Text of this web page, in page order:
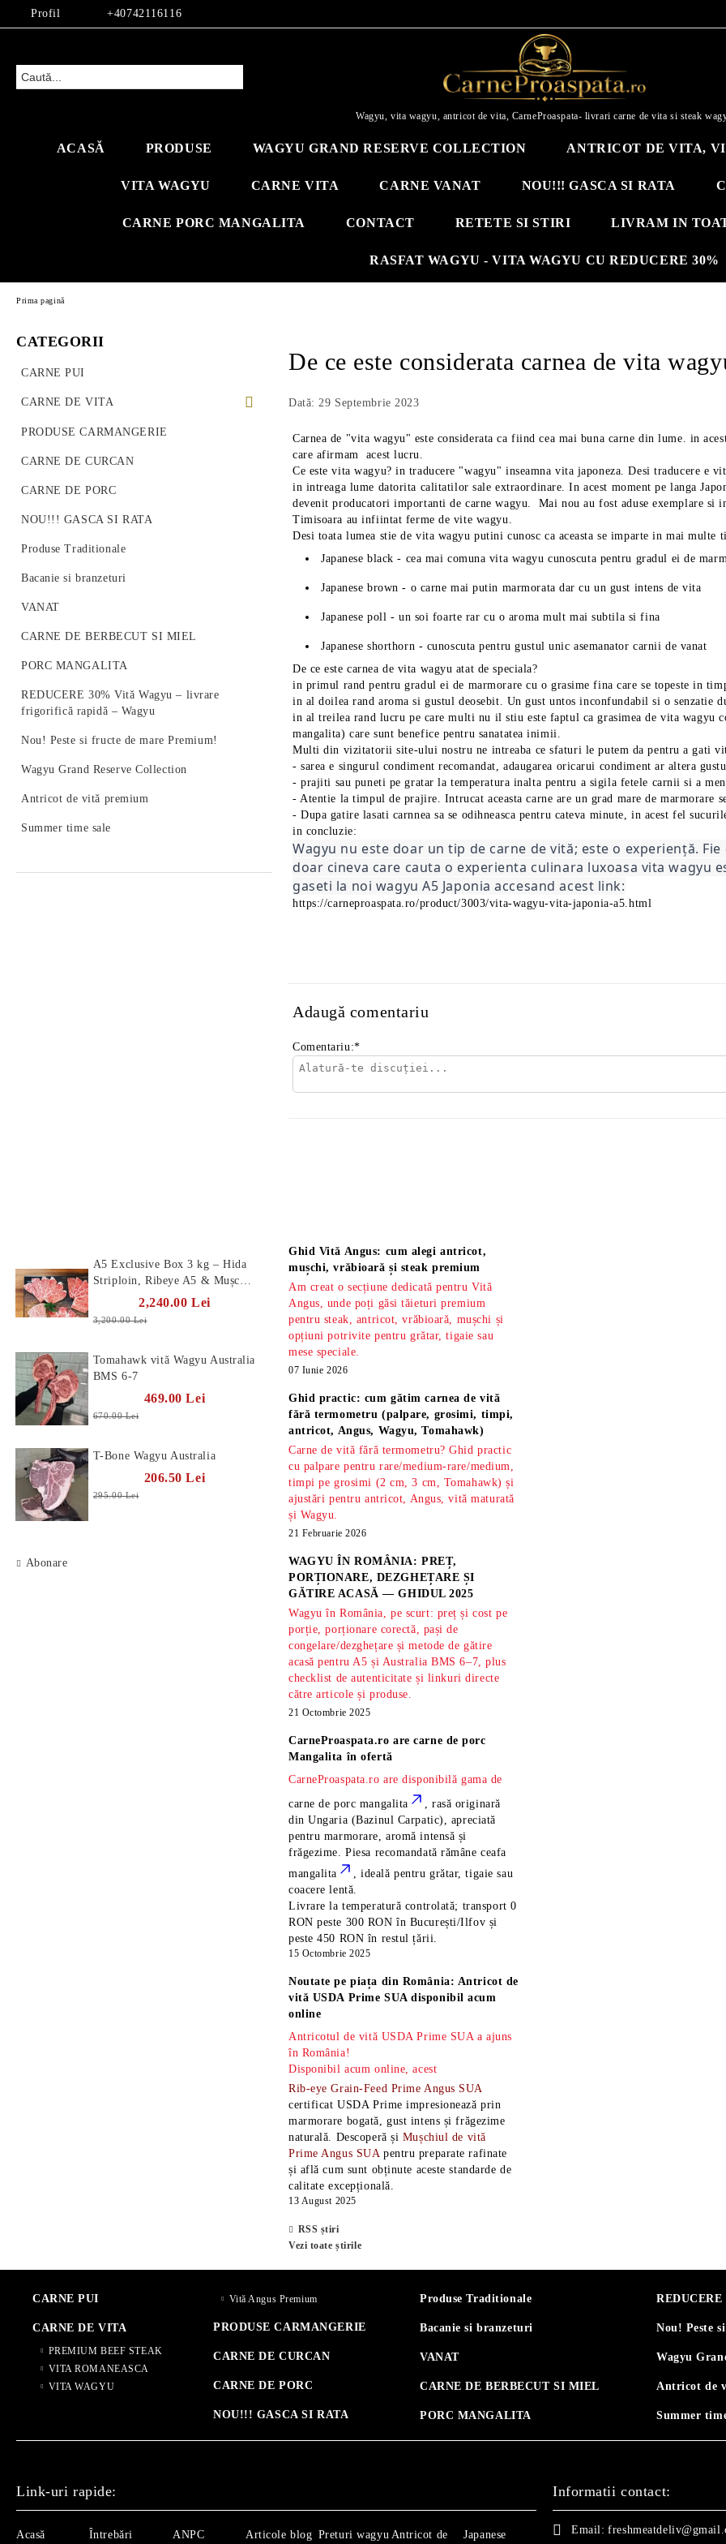
Profil +40742116116
Wagyu, vita wagyu, antricot de vita, CarneProaspata- livrari carne de vita si steak
ACASĂ PRODUSE WAGYU GRAND RESERVE COLLECTION ANTRICOT DE VITA,
VITA WAGYU CARNE VITA CARNE VANAT NOU!!! GASCA SI RATA
CARNE PORC MANGALITA CONTACT RETETE SI STIRI LIVRAM IN
RASFAT WAGYU - VITA WAGYU CU REDUCERE 30%
CATEGORII
CARNE PUI
CARNE DE VITA
PREMIUM BEEF STEAK
VITA ROMANEASCA
VITA WAGYU
Vită Angus Premium
PRODUSE CARMANGERIE
CARNE DE CURCAN
CARNE DE PORC
NOU!!! GASCA SI RATA
Produse Traditionale
Bacanie si branzeturi
VANAT
CARNE DE BERBECUT SI MIEL
PORC MANGALITA
REDUCERE 30% Vită Wagyu – livrare
frigorifică rapidă – Wagyu
Nou! Peste si fructe de mare Premium!
Wagyu Grand Reserve Collection
Antricot de vită premium
Summer time sale
Prima pagină
De ce este considerata carnea de vita
Dată: 29 Septembrie 2023
Carnea de "vita wagyu" este considerata ca fiind cea mai buna carne din lume. in
care afirmam acest lucru.
Ce este vita wagyu? in traducere "wagyu" inseamna vita japoneza. Desi traducere e
in intreaga lume datorita calitatilor sale extraordinare. In acest moment pe langa
devenit producatori importanti de carne wagyu. Mai nou au fost aduse exemplare
Timisoara au infiintat ferme de vite wagyu.
Desi toata lumea stie de vita wagyu putini cunosc ca aceasta se imparte in mai multe
Japanese black - cea mai comuna vita wagyu cunoscuta pentru gradul ei de
Japanese brown - o carne mai putin marmorata dar cu un gust intens de vita
Japanese poll - un soi foarte rar cu o aroma mult mai subtila si fina
Japanese shorthorn - cunoscuta pentru gustul unic asemanator carnii de vanat
De ce este carnea de vita wagyu atat de speciala?
in primul rand pentru gradul ei de marmorare cu o grasime fina care se topeste in
in al doilea rand aroma si gustul deosebit. Un gust untos inconfundabil si o senzatie
in al treilea rand lucru pe care multi nu il stiu este faptul ca grasimea de vita wagyu
mangalita) care sunt benefice pentru sanatatea inimii.
Multi din vizitatorii site-ului nostru ne intreaba ce sfaturi le putem da pentru a gati
- sarea e singurul condiment recomandat, adaugarea oricarui condiment ar altera
- prajiti sau puneti pe gratar la temperatura inalta pentru a sigila fetele carnii si a
- Atentie la timpul de prajire. Intrucat aceasta carne are un grad mare de marmorare
- Dupa gatire lasati carnnea sa se odihneasca pentru cateva minute, in acest fel
in concluzie:
Wagyu nu este doar un tip de carne de vită; este o experiență.
doar cineva care cauta o experienta culinara luxoasa vita
gaseti la noi wagyu A5 Japonia accesand acest link:
https://carneproaspata.ro/product/3003/vita-wagyu-vita-japonia-a5.html
Adaugă comentariu
Comentariu:*
A5 Exclusive Box 3 kg – Hida
Striploin, Ribeye A5 & Mușchi
2,240.00 Lei
3,200.00 Lei
Tomahawk vită Wagyu Australia
BMS 6-7
469.00 Lei
670.00 Lei
T-Bone Wagyu Australia
206.50 Lei
295.00 Lei
Abonare
Ghid Vită Angus: cum alegi antricot,
mușchi, vrăbioară și steak premium
Am creat o secțiune dedicată pentru Vită
Angus, unde poți găsi tăieturi premium
pentru steak, antricot, vrăbioară, mușchi și
opțiuni potrivite pentru grătar, tigaie sau
mese speciale.
07 Iunie 2026
Ghid practic: cum gătim carnea de vită
fără termometru (palpare, grosimi, timpi,
antricot, Angus, Wagyu, Tomahawk)
Carne de vită fără termometru? Ghid practic
cu palpare pentru rare/medium-rare/medium,
timpi pe grosimi (2 cm, 3 cm, Tomahawk) și
ajustări pentru antricot, Angus, vită maturată
și Wagyu.
21 Februarie 2026
WAGYU ÎN ROMÂNIA: PREȚ,
PORȚIONARE, DEZGHEȚARE ȘI
GĂTIRE ACASĂ — GHIDUL 2025
Wagyu în România, pe scurt: preț și cost pe
porție, porționare corectă, pași de
congelare/dezghețare și metode de gătire
acasă pentru A5 și Australia BMS 6–7, plus
checklist de autenticitate și linkuri directe
către articole și produse.
21 Octombrie 2025
CarneProaspata.ro arecarne de porc
Mangalita în ofertă
CarneProaspata.ro are disponibilă gama de
carne de porc mangalita
, rasă originară
din Ungaria (Bazinul Carpatic), apreciată
pentru marmorare, aromă intensă și
frăgezime. Piesa recomandată rămâneceafa
mangalita
, ideală pentru grătar, tigaie sau
coacere lentă.
Livrare la temperatură controlată; transport 0
RON peste 300 RON în București/Ilfov și
peste 450 RON în restul țării.
15 Octombrie 2025
Noutate pe piața din România: Antricot de
vită USDA Prime SUA disponibil acum
online
Antricotul de vită USDA Prime SUA a ajuns
în România!
Disponibil acum online, acest
Rib-eye Grain-Feed Prime Angus SUA
certificat USDA Prime impresionează prin
marmorare bogată, gust intens și frăgezime
naturală. Descoperă și Mușchiul de vită
Prime Angus SUA pentru preparate rafinate
și află cum sunt obținute aceste standarde de
calitate excepțională.
13 August 2025
RSS știri
Vezi toate știrile
CARNE PUI
CARNE DE VITA
PREMIUM BEEF STEAK
VITA ROMANEASCA
VITA WAGYU
Vită Angus Premium
PRODUSE CARMANGERIE
CARNE DE CURCAN
CARNE DE PORC
NOU!!! GASCA SI RATA
Produse Traditionale
Bacanie si branzeturi
VANAT
CARNE DE BERBECUT SI MIEL
PORC MANGALITA
Nou! Peste
Wagyu
Antricot de
Summer
Link-uri rapide:
Acasă Întrebări ANPC Articole blog Preturi wagyu Antricot de Japanese
Informatii contact:
Email: